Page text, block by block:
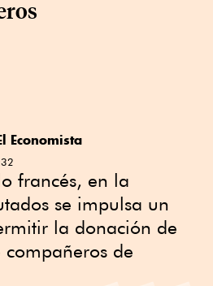
Economista
francés, en la
se impulsa un
la donación de
compañeros de